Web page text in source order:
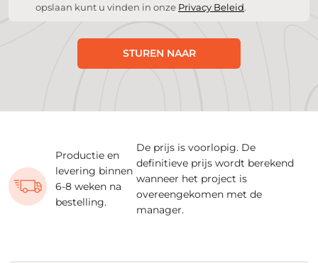
opslaan kunt u vinden in onze Privacy Beleid.
STUREN NAAR
Productie en
levering binnen
6-8 weken na
bestelling.
De prijs is voorlopig. De
definitieve prijs wordt berekend
wanneer het project is
overeengekomen met de
manager.